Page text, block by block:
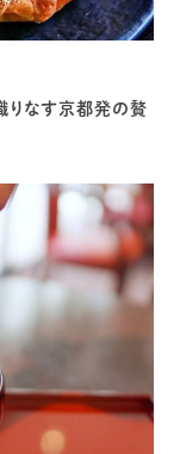
りなす京都発の贅